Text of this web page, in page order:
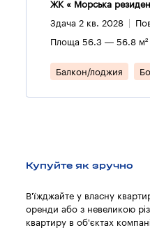
ЖК « Морська
Здача 2 кв. 2028
Площа 56.3 — 56.8 м²
Балкон/лоджия
Купуйте як зручно
В'їжджайте у власну
оренди або з невеликою
квартиру в об'єктах